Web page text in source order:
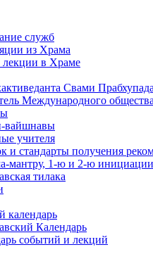
служб
из Храма
в Храме
Свами
Международного
вайшнавы
учителя
и стандарты получения
мантру, 1-ю и 2-ю инициации
тилака
календарь
Календарь
событий и лекций